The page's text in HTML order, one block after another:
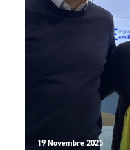
19 Novembre 2025